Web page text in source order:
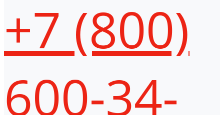
+7 (800)
600-34-